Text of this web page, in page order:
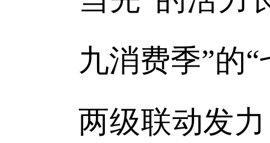
九消费季”的
两级联动发